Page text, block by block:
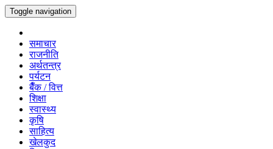
Toggle navigation
समाचार
राजनीति
अर्थतन्त्र
पर्यटन
बैँक / वित्त
शिक्षा
स्वास्थ्य
कृषि
साहित्य
खेलकुद